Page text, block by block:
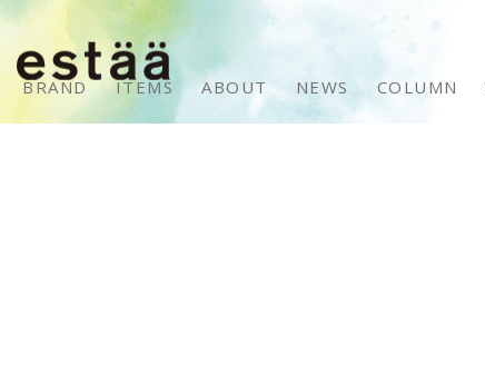
BRAND ITEMS ABOUT NEWS COLUMN